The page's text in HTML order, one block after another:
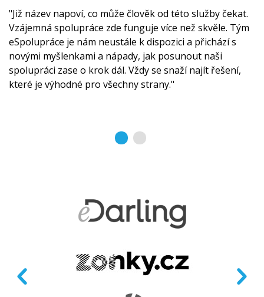
"Již název napoví, co může člověk od této služby čekat.
Vzájemná spolupráce zde funguje více než skvěle. Tým
eSpolupráce je nám neustále k dispozici a přichází s
novými myšlenkami a nápady, jak posunout naši
spolupráci zase o krok dál. Vždy se snaží najít řešení,
které je výhodné pro všechny strany."
Předchozí